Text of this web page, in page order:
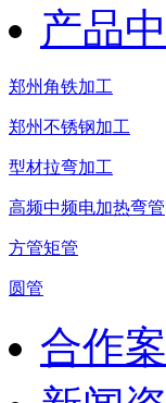
产品
郑州角铁加工
郑州不锈钢加工
型材拉弯加工
高频中频电加热弯管
方管矩管
圆管
合作